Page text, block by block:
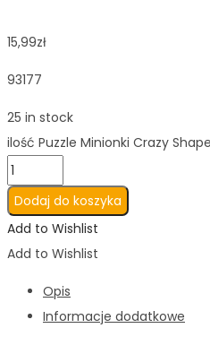
15,99zł
93177
25 in stock
ilość Puzzle Minionki Crazy
Dodaj do koszyka
Add to Wishlist
Add to Wishlist
Opis
Informacje dodatkowe